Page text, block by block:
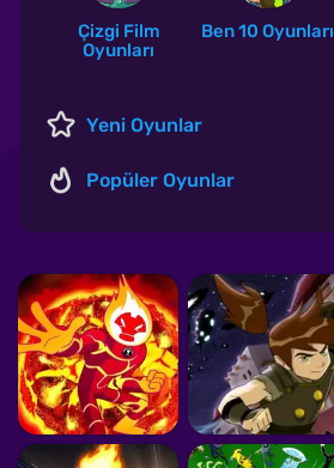
Çizgi Film
Oyunları
Ben 10 Oyunları
Yeni Oyunlar
Popüler Oyunlar